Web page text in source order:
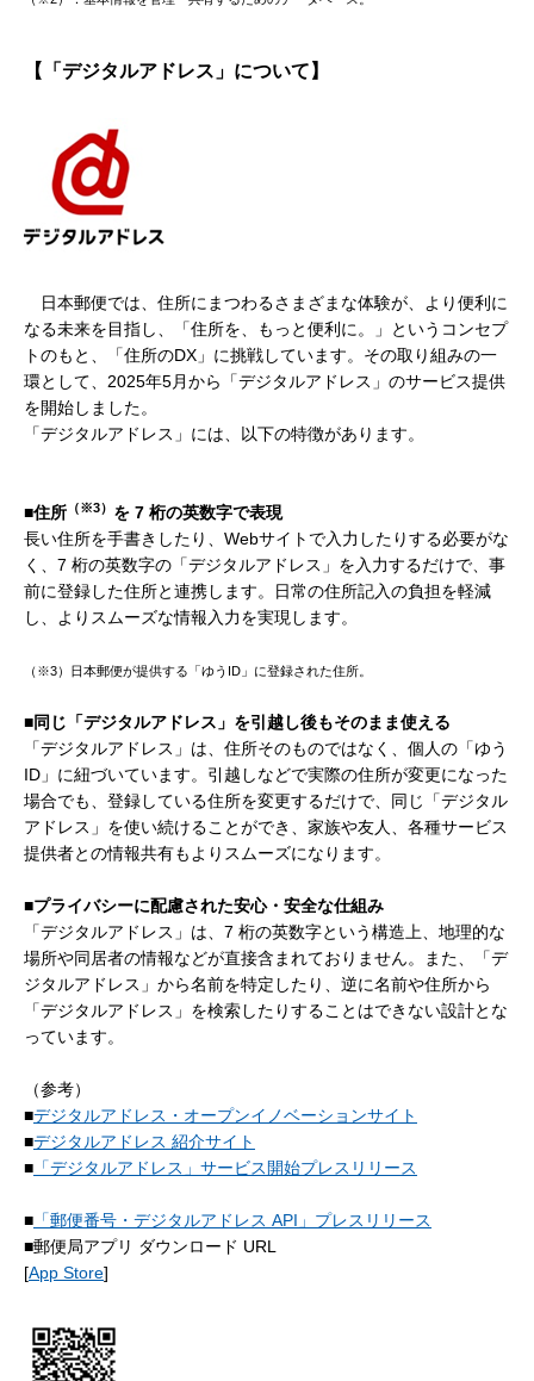
【「デジタルアドレス」について】
日本郵便では、住所にまつわるさまざまな体験が、より便利に
なる未来を目指し、「住所を、もっと便利に。」というコンセプ
トのもと、「住所のDX」に挑戦しています。その取り組みの一
環として、2025年5月から「デジタルアドレス」のサービス提供
を開始しました。
「デジタルアドレス」には、以下の特徴があります。
■住所 （※3） を 7 桁の英数字で表現
長い住所を手書きしたり、Webサイトで入力したりする必要がな
く、7 桁の英数字の「デジタルアドレス」を入力するだけで、事
前に登録した住所と連携します。日常の住所記入の負担を軽減
し、よりスムーズな情報入力を実現します。
（※3）日本郵便が提供する「ゆうID」に登録された住所。
■同じ「デジタルアドレス」を引越し後もそのまま使える
「デジタルアドレス」は、住所そのものではなく、個人の「ゆう
ID」に紐づいています。引越しなどで実際の住所が変更になった
場合でも、登録している住所を変更するだけで、同じ「デジタル
アドレス」を使い続けることができ、家族や友人、各種サービス
提供者との情報共有もよりスムーズになります。
■プライバシーに配慮された安心・安全な仕組み
「デジタルアドレス」は、7 桁の英数字という構造上、地理的な
場所や同居者の情報などが直接含まれておりません。また、「デ
ジタルアドレス」から名前を特定したり、逆に名前や住所から
「デジタルアドレス」を検索したりすることはできない設計とな
っています。
（参考）
■デジタルアドレス・オープンイノベーションサイト
■デジタルアドレス 紹介サイト
■ 「デジタルアドレス」サービス開始プレスリリース
■ 「郵便番号・デジタルアドレス API」プレスリリース
■郵便局アプリ ダウンロード URL
[App Store]